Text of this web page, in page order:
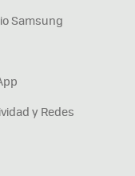
Samsung
y Redes